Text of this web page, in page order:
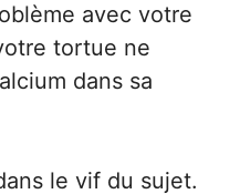
avec votre
tortue ne
dans sa
le vif du sujet.